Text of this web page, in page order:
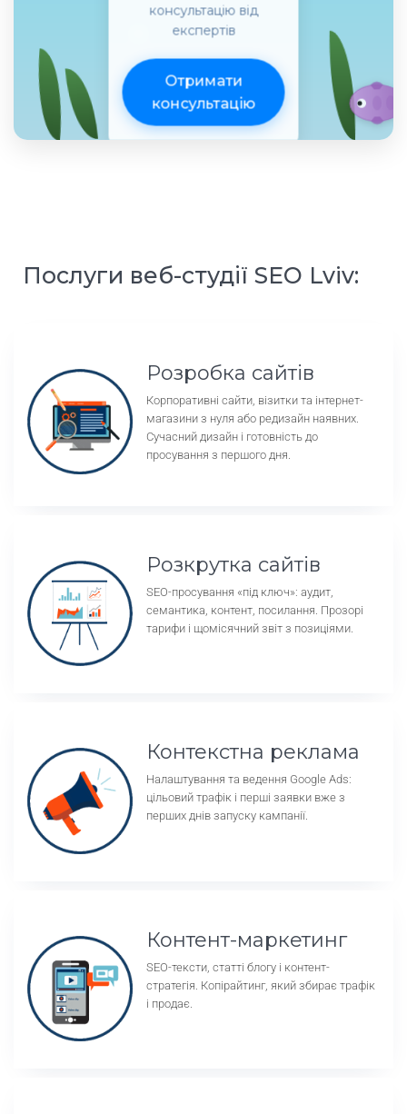
консультацію від
експертів
Отримати
консультацію
Послуги веб-студії SEO Lviv:
Розробка сайтів
Корпоративні сайти, візитки та інтернет-
магазини з нуля або редизайн наявних.
Сучасний дизайн і готовність до
просування з першого дня.
Розкрутка сайтів
SEO-просування «під ключ»: аудит,
семантика, контент, посилання. Прозорі
тарифи і щомісячний звіт з позиціями.
Контекстна реклама
Налаштування та ведення Google Ads:
цільовий трафік і перші заявки вже з
перших днів запуску кампанії.
Контент-маркетинг
SEO-тексти, статті блогу і контент-
стратегія. Копірайтинг, який збирає трафік
і продає.